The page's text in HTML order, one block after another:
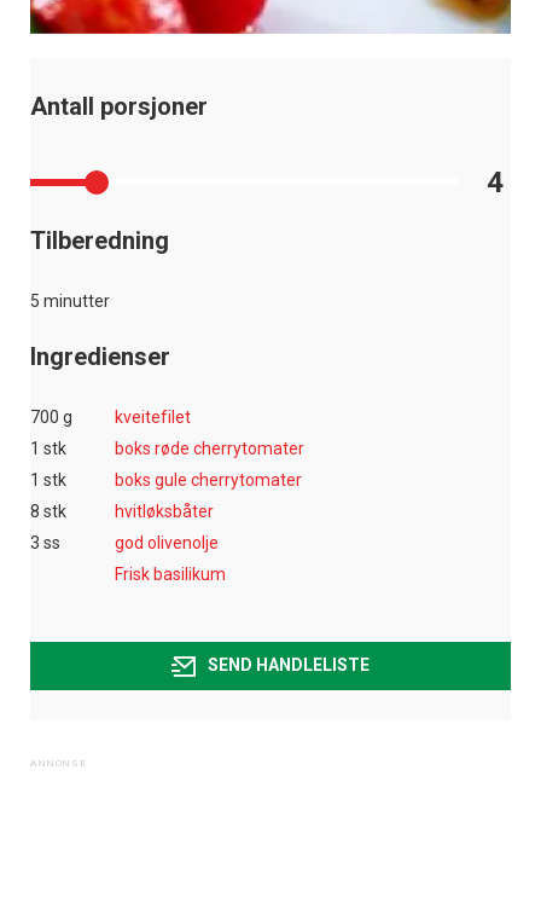
Antall porsjoner
4
Tilberedning
5 minutter
Ingredienser
700 g
kveitefilet
1 stk
boks røde cherrytomater
1 stk
boks gule cherrytomater
8 stk
hvitløksbåter
3 ss
god olivenolje
Frisk basilikum
SEND HANDLELISTE